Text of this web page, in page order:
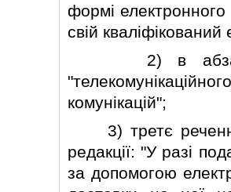
формi електронного
свiй квалiфiкований
2) в абзацi
комунiкацiй";
3) третє речення
редакцiї: "У разi
за допомогою